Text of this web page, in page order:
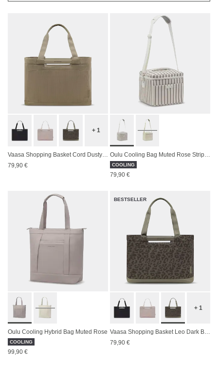
+ 1
79,90 €
COOLING
79,90 €
Oulu Cooling Hybrid Bag Muted Rose
COOLING
99,90 €
BESTSELLER
+ 1
Vaasa Shopping Basket Leo Dark Brown
79,90 €